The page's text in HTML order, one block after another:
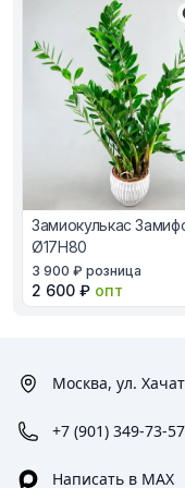
Замиокулькас
Ø17H80
В наличии, цена в
3 900 ₽ розница
Оптовая цена в
2 600 ₽ опт
Москва, ул.
+7 (901) 349-73-57
Написать в MAX